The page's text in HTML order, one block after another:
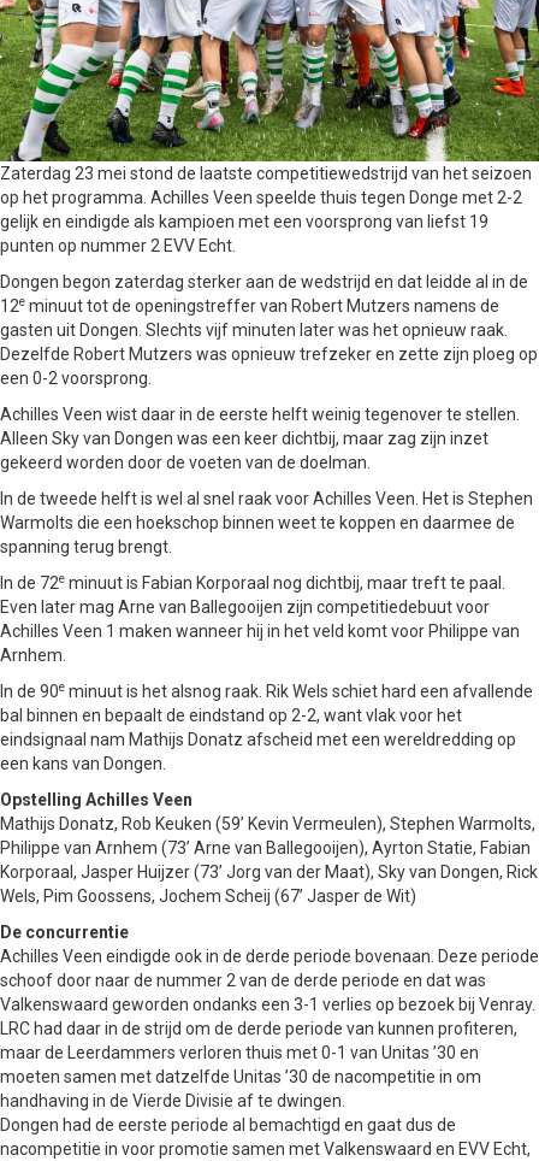
Zaterdag 23 mei stond de laatste competitiewedstrijd van het seizoen
op het programma. Achilles Veen speelde thuis tegen Donge met 2-2
gelijk en eindigde als kampioen met een voorsprong van liefst 19
punten op nummer 2 EVV Echt.
Dongen begon zaterdag sterker aan de wedstrijd en dat leidde al in de
12e minuut tot de openingstreffer van Robert Mutzers namens de
gasten uit Dongen. Slechts vijf minuten later was het opnieuw raak.
Dezelfde Robert Mutzers was opnieuw trefzeker en zette zijn ploeg op
een 0-2 voorsprong.
Achilles Veen wist daar in de eerste helft weinig tegenover te stellen.
Alleen Sky van Dongen was een keer dichtbij, maar zag zijn inzet
gekeerd worden door de voeten van de doelman.
In de tweede helft is wel al snel raak voor Achilles Veen. Het is Stephen
Warmolts die een hoekschop binnen weet te koppen en daarmee de
spanning terug brengt.
In de 72e minuut is Fabian Korporaal nog dichtbij, maar treft te paal.
Even later mag Arne van Ballegooijen zijn competitiedebuut voor
Achilles Veen 1 maken wanneer hij in het veld komt voor Philippe van
Arnhem.
In de 90e minuut is het alsnog raak. Rik Wels schiet hard een afvallende
bal binnen en bepaalt de eindstand op 2-2, want vlak voor het
eindsignaal nam Mathijs Donatz afscheid met een wereldredding op
een kans van Dongen.
Opstelling Achilles Veen
Mathijs Donatz, Rob Keuken (59’ Kevin Vermeulen), Stephen Warmolts,
Philippe van Arnhem (73’ Arne van Ballegooijen), Ayrton Statie, Fabian
Korporaal, Jasper Huijzer (73’ Jorg van der Maat), Sky van Dongen, Rick
Wels, Pim Goossens, Jochem Scheij (67’ Jasper de Wit)
De concurrentie
Achilles Veen eindigde ook in de derde periode bovenaan. Deze periode
schoof door naar de nummer 2 van de derde periode en dat was
Valkenswaard geworden ondanks een 3-1 verlies op bezoek bij Venray.
LRC had daar in de strijd om de derde periode van kunnen profiteren,
maar de Leerdammers verloren thuis met 0-1 van Unitas ’30 en
moeten samen met datzelfde Unitas ’30 de nacompetitie in om
handhaving in de Vierde Divisie af te dwingen.
Dongen had de eerste periode al bemachtigd en gaat dus de
nacompetitie in voor promotie samen met Valkenswaard en EVV Echt,